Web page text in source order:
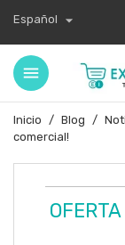
Español 
Inicio Blog
comercial!